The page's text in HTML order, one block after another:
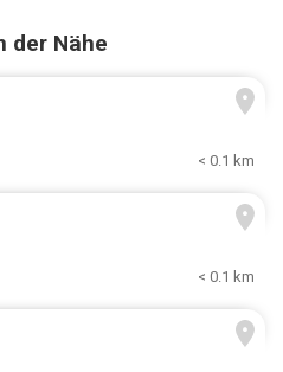
der Nähe
< 0.1 km
< 0.1 km